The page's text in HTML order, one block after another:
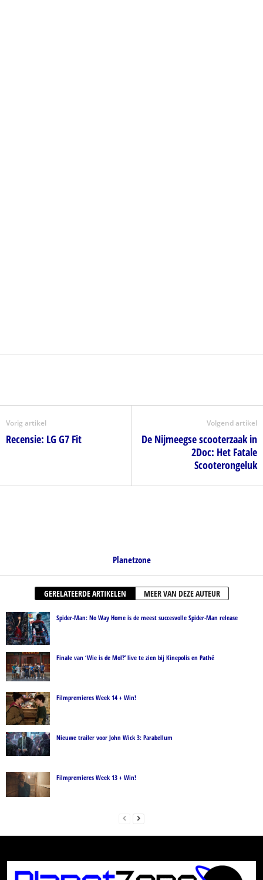
Vorig artikel
Recensie: LG G7 Fit
Volgend artikel
De Nijmeegse scooterzaak in
2Doc: Het Fatale
Scooterongeluk
Planetzone
GERELATEERDE ARTIKELEN MEER VAN DEZE AUTEUR
Spider-Man: No Way Home is de meest succesvolle Spider-Man release
Finale van ‘Wie is de Mol?’ live te zien bij Kinepolis en Pathé
Filmpremieres Week 14 + Win!
Nieuwe trailer voor John Wick 3: Parabellum
Filmpremieres Week 13 + Win!